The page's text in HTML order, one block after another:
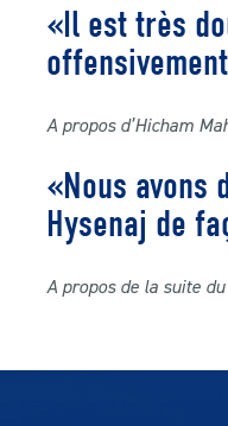
«Il est très
A propos d’Hicham
«Nous avons
Hysenaj de
A propos de la suite